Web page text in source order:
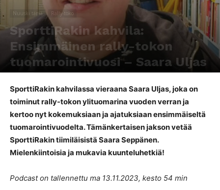
Nuuski tämä Rally-toko
SporttiRakin kahvila:
Ensimmäinen rally-tokon
tuomarointivuosi – Saara Uljas
SporttiRakin kahvilassa vieraana Saara Uljas, joka on
toiminut rally-tokon ylituomarina vuoden verran ja
kertoo nyt kokemuksiaan ja ajatuksiaan ensimmäiseltä
tuomarointivuodelta. Tämänkertaisen jakson vetää
SporttiRakin tiimiläisistä Saara Seppänen.
Mielenkiintoisia ja mukavia kuunteluhetkiä!
Podcast on tallennettu ma 13.11.2023, kesto 54 min